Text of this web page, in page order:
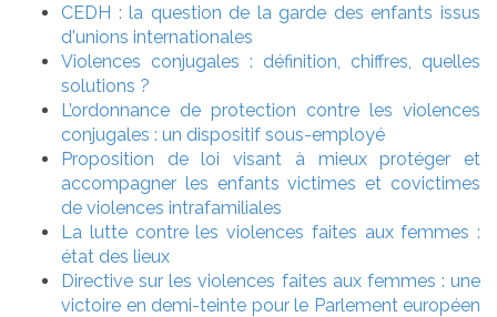
CEDH : la question de la garde des enfants issus
d'unions internationales
Violences conjugales : définition, chiffres, quelles
solutions ?
L’ordonnance de protection contre les violences
conjugales : un dispositif sous-employé
Proposition de loi visant à mieux protéger et
accompagner les enfants victimes et covictimes
de violences intrafamiliales
La lutte contre les violences faites aux femmes :
état des lieux
Directive sur les violences faites aux femmes : une
victoire en demi-teinte pour le Parlement européen